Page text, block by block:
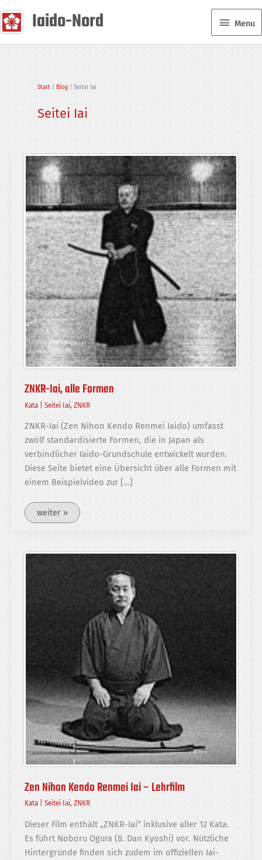
Inhalt
springen Iaido-Nord Menu
Menu
Start Blog Seitei Iai
Seitei Iai
ZNKR-Iai, alle Formen
Kata| Seitei Iai, ZNKR
ZNKR-Iai (Zen Nihon Kendo Renmei Iaido) umfasst
zwölf standardisierte Formen, die in Japan als
verbindlicher Iaido-Grundschule entwickelt wurden.
Diese Seite bietet eine Übersicht über alle Formen mit
einem Beispielvideo zur […]
ZNKR-
Iai,
alle
Formen
weiter »
Zen Nihon Kendo Renmei Iai – Lehrfilm
Kata| Seitei Iai, ZNKR
Dieser Film enthält „ZNKR-Iai“ inklusive aller 12 Kata.
Es führt Noboru Ogura (8. Dan Kyoshi) vor. Nützliche
Hintergründe finden sich zudem im offiziellen Iai-